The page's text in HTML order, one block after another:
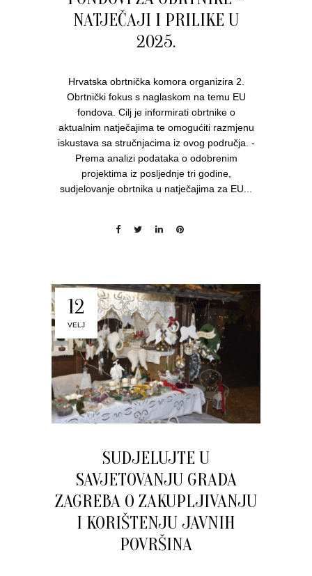
NATJEČAJI I PRILIKE U
2025.
Hrvatska obrtnička komora organizira 2.
Obrtnički fokus s naglaskom na temu EU
fondova. Cilj je informirati obrtnike o
aktualnim natječajima te omogućiti razmjenu
iskustava sa stručnjacima iz ovog područja. -
Prema analizi podataka o odobrenim
projektima iz posljednje tri godine,
sudjelovanje obrtnika u natječajima za EU...
12
VELJ
SUDJELUJTE U
SAVJETOVANJU GRADA
ZAGREBA O ZAKUPLJIVANJU
I KORIŠTENJU JAVNIH
POVRŠINA